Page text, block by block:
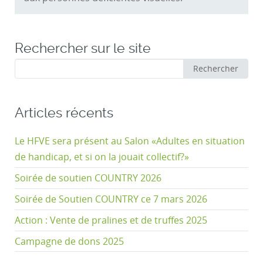
Rechercher sur le site
:
Rechercher
Articles récents
Le HFVE sera présent au Salon «Adultes en situation
de handicap, et si on la jouait collectif?»
Soirée de soutien COUNTRY 2026
Soirée de Soutien COUNTRY ce 7 mars 2026
Action : Vente de pralines et de truffes 2025
Campagne de dons 2025